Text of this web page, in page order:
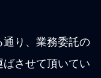
り、業務委託の
させて頂いてい